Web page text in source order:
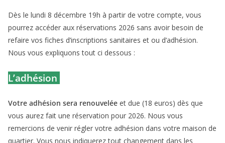
Dès le lundi 8 décembre 19h à partir de votre compte, vous
pourrez accéder aux réservations 2026 sans avoir besoin de
refaire vos fiches d’inscriptions sanitaires et ou d’adhésion.
Nous vous expliquons tout ci dessous :
L’adhésion
Votre adhésion sera renouvelée et due (18 euros) dès que
vous aurez fait une réservation pour 2026. Nous vous
remercions de venir régler votre adhésion dans votre maison de
quartier. Vous nous indiquerez tout changement dans les